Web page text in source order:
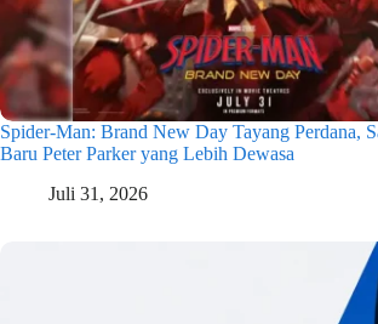
Spider-Man: Brand New Day Tayang Perdana,
Baru Peter Parker yang Lebih Dewasa
Juli 31, 2026